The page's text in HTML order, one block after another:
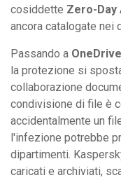
cosiddette Zero-Day
ancora catalogate nei
Passando a
la protezione si
collaborazione
condivisione di file è
accidentalmente un
l'infezione potrebbe
dipartimenti.
caricati e archiviati,